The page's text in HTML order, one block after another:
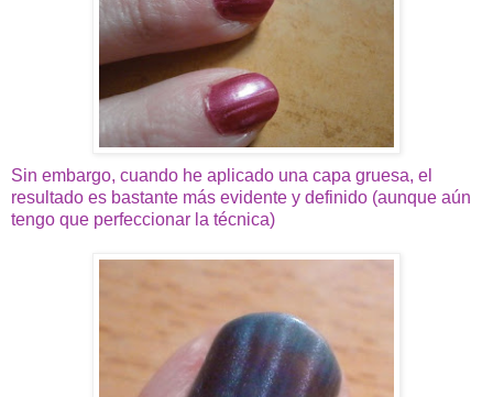
Sin embargo, cuando he aplicado una capa gruesa, el
resultado es bastante más evidente y definido (aunque aún
tengo que perfeccionar la técnica)